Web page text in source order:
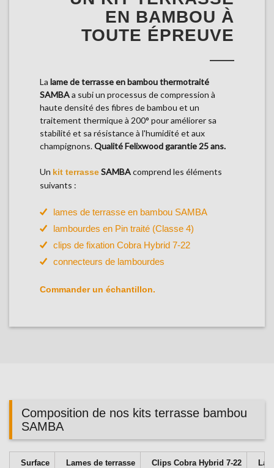
EN BAMBOU À
TOUTE ÉPREUVE
La lame de terrasse en bambou thermotraité
SAMBAa subi un processus de compression à
haute densité des fibres de bambou et un
traitement thermique à 200° pour améliorer sa
stabilité et sa résistance à l'humidité et aux
champignons.Qualité Felixwood garantie 25 ans.
Un kit terrasseSAMBAcomprend les éléments
suivants :
lames de terrasse en bambou SAMBA
lambourdes en Pin traité (Classe 4)
clips de fixation Cobra Hybrid 7-22
connecteurs de lambourdes
Commander un échantillon.
Composition de nos kits terrasse bambou
SAMBA
Surface Lames de terrasse Clips Cobra Hybrid 7-22